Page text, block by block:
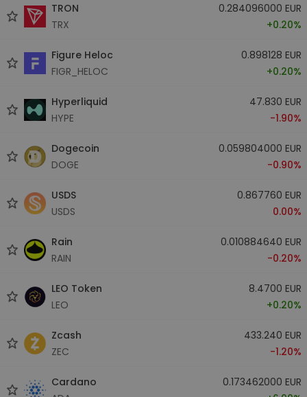
TRON
TRX
0.284096000 EUR
+0.20%
Figure Heloc
FIGR_HELOC
0.898128 EUR
+0.20%
Hyperliquid
HYPE
47.830 EUR
-1.90%
Dogecoin
DOGE
0.059804000 EUR
-0.90%
USDS
USDS
0.867760 EUR
0.00%
Rain
RAIN
0.010884640 EUR
-0.20%
LEO Token
LEO
8.4700 EUR
+0.20%
Zcash
ZEC
433.240 EUR
-1.20%
Cardano
0.173462000 EUR